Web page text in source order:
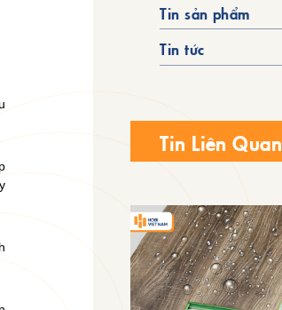
Tin sản phẩm
Tin tức
Tin Liên Quan